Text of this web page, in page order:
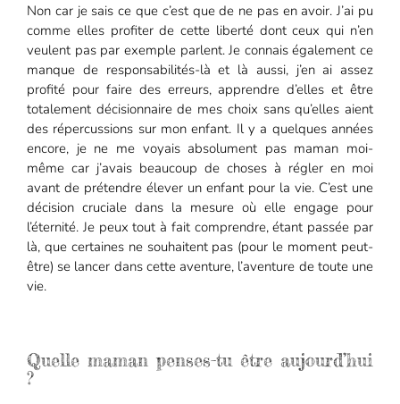
Non car je sais ce que c’est que de ne pas en avoir. J’ai pu
comme elles profiter de cette liberté dont ceux qui n’en
veulent pas par exemple parlent. Je connais également ce
manque de responsabilités-là et là aussi, j’en ai assez
profité pour faire des erreurs, apprendre d’elles et être
totalement décisionnaire de mes choix sans qu’elles aient
des répercussions sur mon enfant. Il y a quelques années
encore, je ne me voyais absolument pas maman moi-
même car j’avais beaucoup de choses à régler en moi
avant de prétendre élever un enfant pour la vie. C’est une
décision cruciale dans la mesure où elle engage pour
l’éternité. Je peux tout à fait comprendre, étant passée par
là, que certaines ne souhaitent pas (pour le moment peut-
être) se lancer dans cette aventure, l’aventure de toute une
vie.
Quelle maman penses-tu être aujourd’hui
?